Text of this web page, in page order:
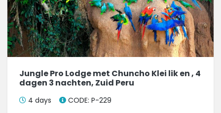
Jungle Pro Lodge met Chuncho Klei lik en , 4
dagen 3 nachten, Zuid Peru
4 days
CODE: P-229